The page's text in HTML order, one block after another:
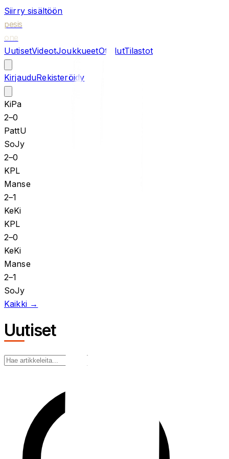
Siirry sisältöön
pesis
one
UutisetVideotJoukkueetOttelutTilastot
KirjauduRekisteröidy
KiPa
2–0
PattU
SoJy
2–0
KPL
Manse
2–1
KeKi
KPL
2–0
KeKi
Manse
2–1
SoJy
Kaikki →
Uutiset